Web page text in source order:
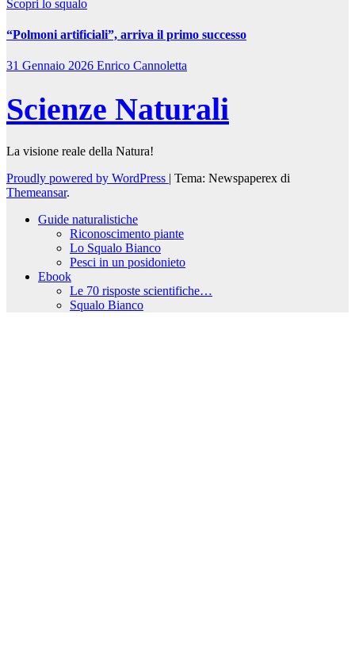
Scopri lo squalo
“Polmoni artificiali”, arriva il primo successo
31 Gennaio 2026 Enrico Cannoletta
Scienze Naturali
La visione reale della Natura!
Proudly powered by WordPress | Tema: Newspaperex di
Themeansar.
Guide naturalistiche
Riconoscimento piante
Lo Squalo Bianco
Pesci in un posidonieto
Ebook
Le 70 risposte scientifiche…
Squalo Bianco